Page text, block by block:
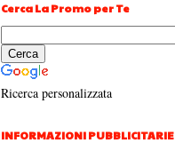
Cerca La Promo per Te
Ricerca personalizzata
INFORMAZIONI PUBBLICITARIE